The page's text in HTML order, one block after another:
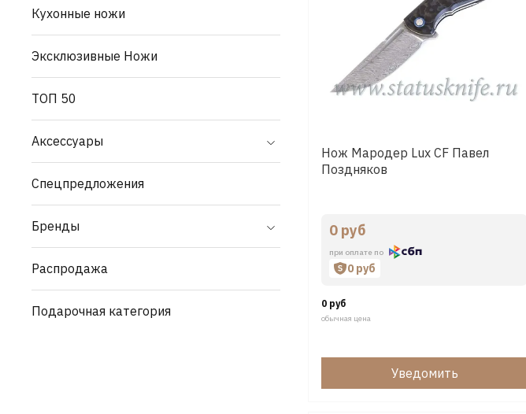
Нож Мародер Lux CF Павел
Поздняков
0 руб
при оплате по
0 руб
0 руб
обычная цена
Уведомить
Кухонные ножи
Эксклюзивные Ножи
ТОП 50
Аксессуары
Спецпредложения
Бренды
Распродажа
Подарочная категория